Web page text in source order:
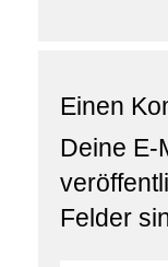
Einen
Deine E-
Felder